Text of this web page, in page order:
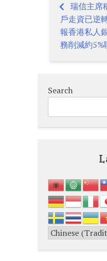
Post
瑞信主席
戶走資已逆
報香港私人
務削減約5%
Search